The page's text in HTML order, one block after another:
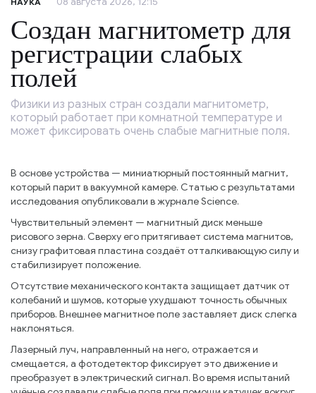
Создан магнитометр для
регистрации слабых
полей
Физики из разных стран создали магнитометр,
который работает при комнатной температуре и
может фиксировать очень слабые магнитные поля.
В основе устройства — миниатюрный постоянный магнит,
который парит в вакуумной камере. Статью с результатами
исследования опубликовали в журнале Science.
Чувствительный элемент — магнитный диск меньше
рисового зерна. Сверху его притягивает система магнитов,
снизу графитовая пластина создаёт отталкивающую силу и
стабилизирует положение.
Отсутствие механического контакта защищает датчик от
колебаний и шумов, которые ухудшают точность обычных
приборов. Внешнее магнитное поле заставляет диск слегка
наклоняться.
Лазерный луч, направленный на него, отражается и
смещается, а фотодетектор фиксирует это движение и
преобразует в электрический сигнал. Во время испытаний